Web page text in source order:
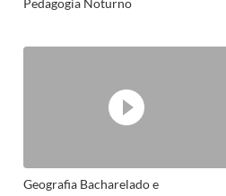
Geografia Bacharelado e